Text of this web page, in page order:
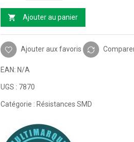
Ajouter au panier
Ajouter aux favoris
EAN: N/A
UGS : 7870
Catégorie : Résistances SMD